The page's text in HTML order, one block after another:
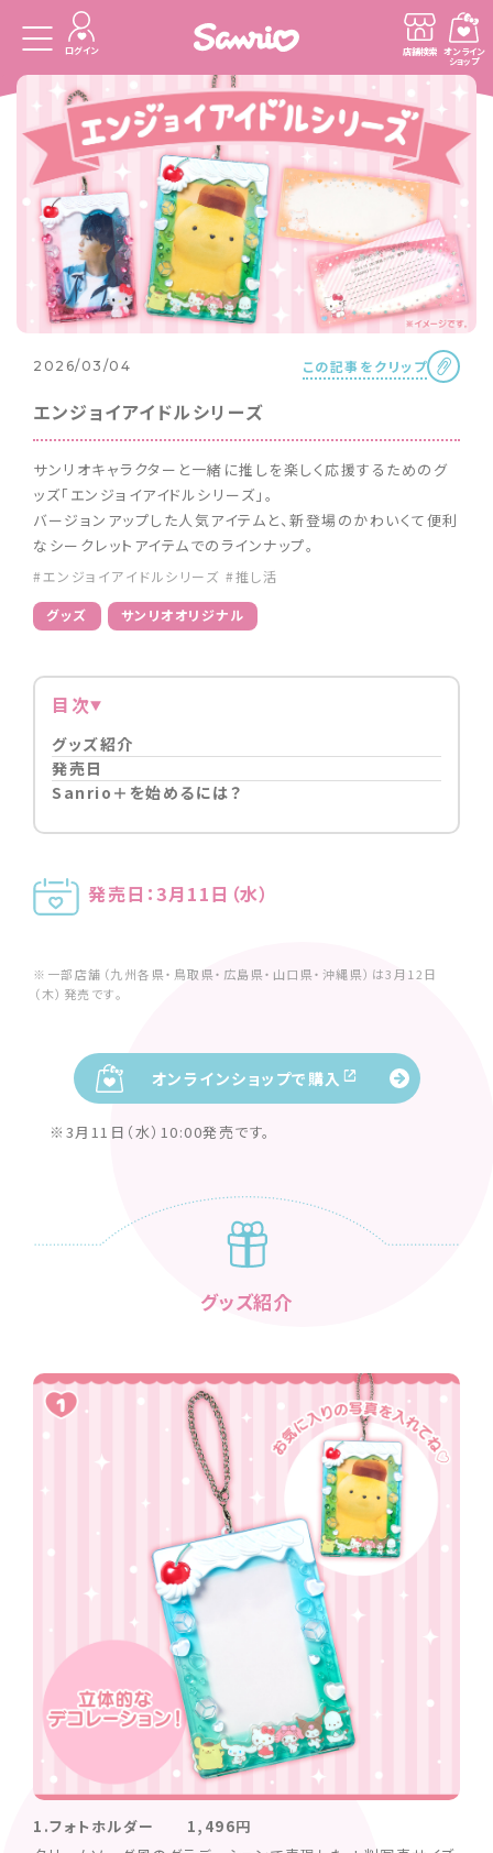
ログイン 店舗検索 オンライン
ショップ
2026/03/04 この記事をクリップ
エンジョイアイドルシリーズ
サンリオキャラクターと一緒に推しを楽しく応援するためのグ
ッズ「エンジョイアイドルシリーズ」。
バージョンアップした人気アイテムと、新登場のかわいくて便利
なシークレットアイテムでのラインナップ。
#エンジョイアイドルシリーズ #推し活
グッズ サンリオオリジナル
目次
グッズ紹介
発売日
Sanrio＋を始めるには？
発売日：3月11日（水）
※一部店舗（九州各県・鳥取県・広島県・山口県・沖縄県）は3月12日
（木）発売です。
オンラインショップで購入
※3月11日（水）10:00発売です。
グッズ紹介
1.フォトホルダー 1,496円